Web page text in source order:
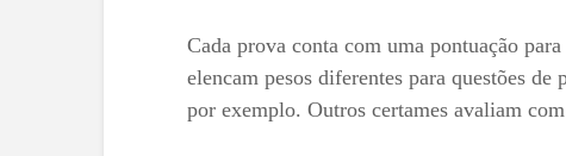
Cada prova conta com uma pontuação
elencam pesos diferentes para questões
por exemplo. Outros certames avaliam